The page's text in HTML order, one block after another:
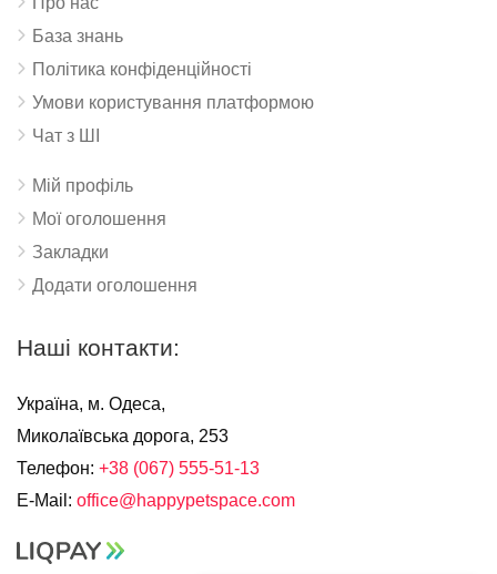
База знань
Політика конфіденційності
Умови користування платформою
Чат з ШІ
Мій профіль
Мої оголошення
Закладки
Додати оголошення
Наші контакти:
Україна, м. Одеса,
Миколаївська дорога, 253
Телефон: +38 (067) 555-51-13
E-Mail: office@happypetspace.com